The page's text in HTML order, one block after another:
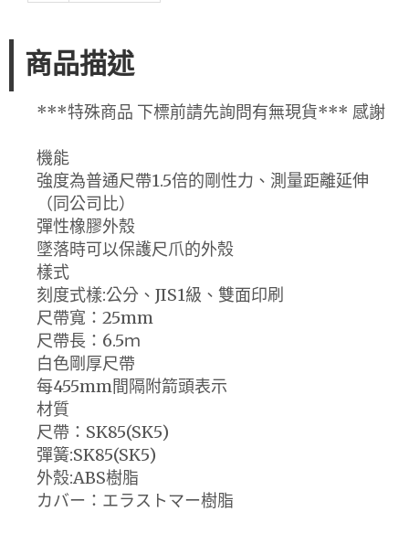
商品描述
***特殊商品 下標前請先詢問有無現貨*** 感謝
機能
強度為普通尺帶1.5倍的剛性力、測量距離延伸
（同公司比）
彈性橡膠外殼
墜落時可以保護尺爪的外殼
樣式
刻度式樣:公分、JIS1級、雙面印刷
尺帶寬：25mm
尺帶長：6.5ｍ
白色剛厚尺帶
每455mm間隔附箭頭表示
材質
尺帶：SK85(SK5)
彈簧:SK85(SK5)
外殼:ABS樹脂
カバー：エラストマー樹脂